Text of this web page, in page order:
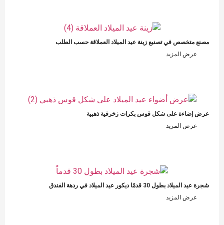
مصنع متخصص في تصنيع زينة عيد الميلاد العملاقة حسب الطلب
عرض المزيد
عرض إضاءة على شكل قوس بكرات زخرفية ذهبية
عرض المزيد
شجرة عيد الميلاد بطول 30 قدمًا ديكور عيد الميلاد في ردهة الفندق
عرض المزيد